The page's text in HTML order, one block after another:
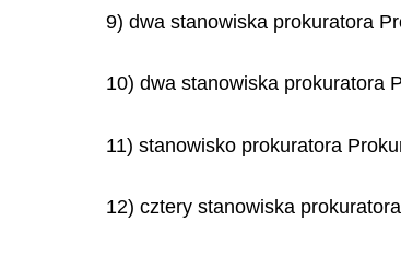
9) dwa stanowiska prokuratora
10) dwa stanowiska prokuratora
11) stanowisko prokuratora
12) cztery stanowiska